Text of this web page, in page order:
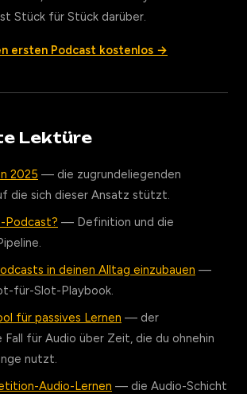
Stück für Stück darüber.
ersten Podcast kostenlos →
Lektüre
2025 — die zugrundeliegenden
die sich dieser Ansatz stützt.
Podcast? — Definition und die
in deinen Alltag einzubauen —
für-Slot-Playbook.
für passives Lernen — der
für Audio über Zeit, die du ohnehin
nutzt.
Audio-Lernen — die Audio-Schicht